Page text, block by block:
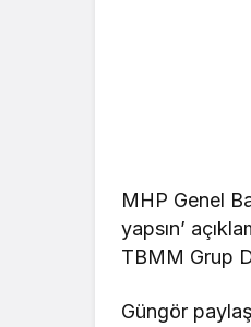
MHP Genel
yapsın’
TBMM Grup
Güngör